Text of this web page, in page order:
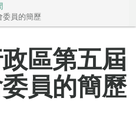
委員的簡歷
區第五屆
員的簡歷